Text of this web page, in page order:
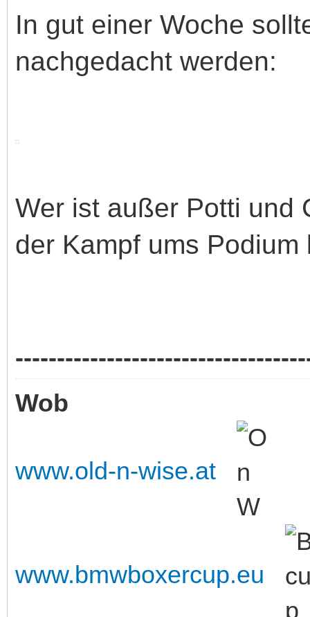
In gut einer Woche
nachgedacht werden:
Wer ist außer Potti und
der Kampf ums Podium
Wob
www.old-n-wise.at
www.bmwboxercup.eu